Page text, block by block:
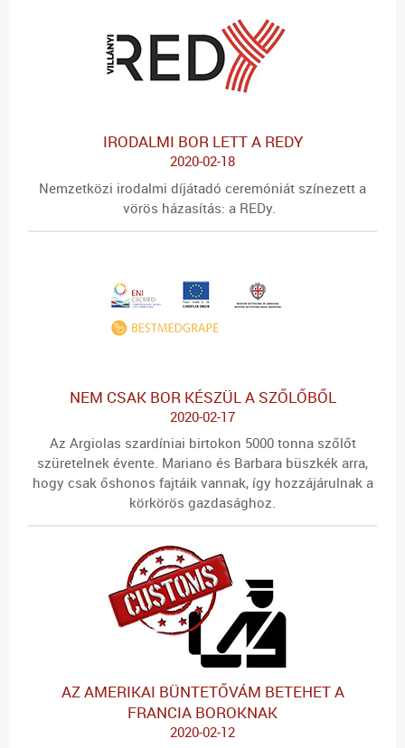
IRODALMI BOR LETT A REDY
2020-02-18
Nemzetközi irodalmi díjátadó ceremóniát színezett a
vörös házasítás: a REDy.
NEM CSAK BOR KÉSZÜL A SZŐLŐBŐL
2020-02-17
Az Argiolas szardíniai birtokon 5000 tonna szőlőt
szüretelnek évente. Mariano és Barbara büszkék arra,
hogy csak őshonos fajtáik vannak, így hozzájárulnak a
körkörös gazdasághoz.
AZ AMERIKAI BÜNTETŐVÁM BETEHET A
FRANCIA BOROKNAK
2020-02-12